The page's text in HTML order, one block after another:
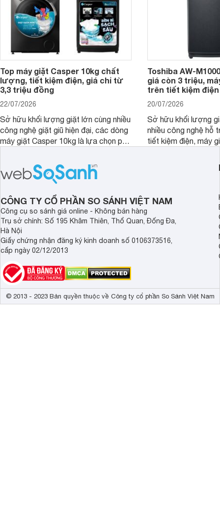
Top máy giặt Casper 10kg chất
lượng, tiết kiệm điện, giá chỉ từ
3,3 triệu đồng
22/07/2026
Sở hữu khối lượng giặt lớn cùng nhiều
công nghệ giặt giũ hiện đại, các dòng
máy giặt Casper 10kg là lựa chọn phù
Toshiba AW-
giá còn 3 triệu,
trên tiết kiệm
20/07/2026
Sở hữu khối lượng
nhiều công nghệ hỗ
tiết kiệm điện, máy
nhắc cho các gia
bán hiện đã giảm
CÔNG TY CỔ PHẦN SO SÁNH VIỆT NAM
Công cụ so sánh giá online - Không bán hàng
Trụ sở chính: Số 195 Khâm Thiên, Thổ Quan, Đống Đa,
Hà Nội
Giấy chứng nhận đăng ký kinh doanh số 0106373516,
cấp ngày 02/12/2013
© 2013 - 2023 Bản quyền thuộc về Công ty cổ phần So Sánh Việt Nam